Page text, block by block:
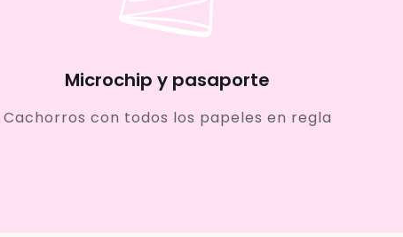
Microchip y pasaporte
Cachorros con todos los papeles en regla